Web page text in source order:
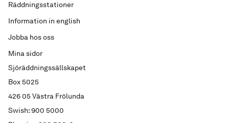
Sjöräddningssällskapet
Box 5025
426 05 Västra Frölunda
Swish: 900 5000
Räddningsstationer
Information in english
Jobba hos oss
Mina sidor